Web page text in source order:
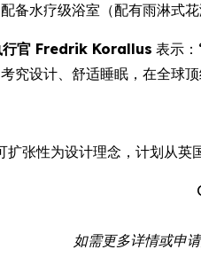
备水疗级浴室（配有雨淋式
官 Fredrik Korallus 表示
究设计、舒适睡眠，在全球
张性为设计理念，计划从英
如需更多详情或申